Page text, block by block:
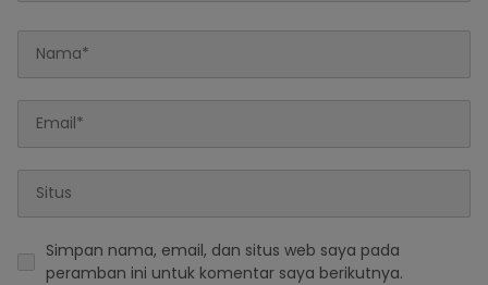
Simpan nama, email, dan situs web saya pada
peramban ini untuk komentar saya berikutnya.